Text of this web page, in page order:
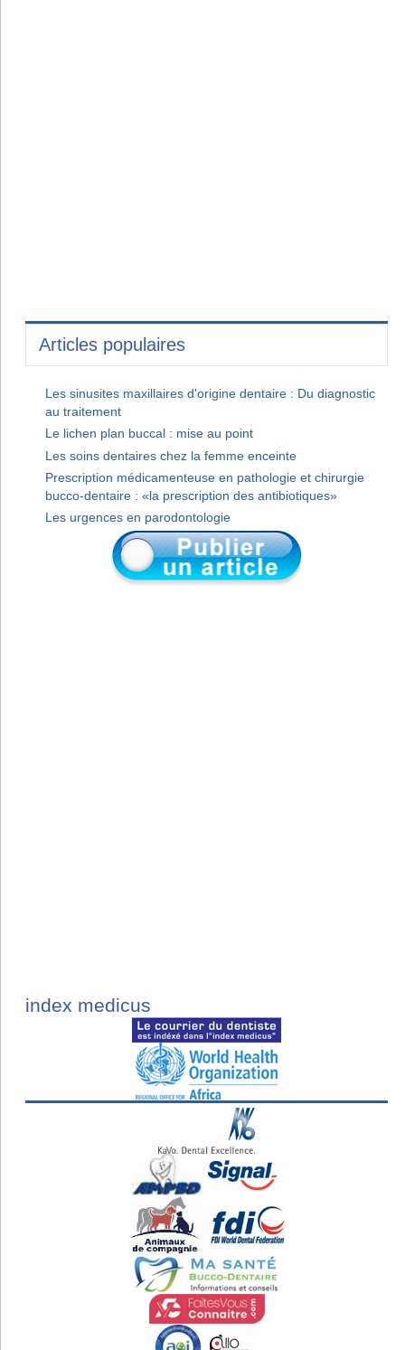
Articles populaires
Les sinusites maxillaires d'origine dentaire : Du diagnostic
au traitement
Le lichen plan buccal : mise au point
Les soins dentaires chez la femme enceinte
Prescription médicamenteuse en pathologie et chirurgie
bucco-dentaire : «la prescription des antibiotiques»
Les urgences en parodontologie
index medicus